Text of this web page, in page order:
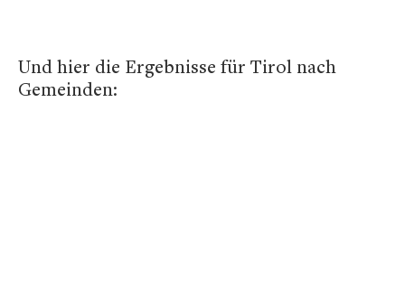
Und hier die Ergebnisse für Tirol nach
Gemeinden: